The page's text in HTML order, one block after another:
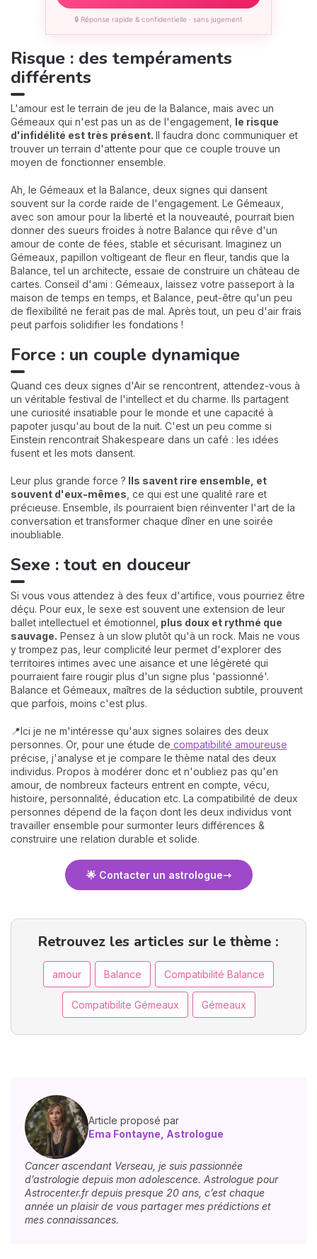
🔒 Réponse rapide & confidentielle · sans jugement
Risque : des tempéraments
différents
L'amour est le terrain de jeu de la Balance, mais avec un
Gémeaux qui n'est pas un as de l'engagement, le risque
d'infidélité est très présent. Il faudra donc communiquer et
trouver un terrain d'attente pour que ce couple trouve un
moyen de fonctionner ensemble.
Ah, le Gémeaux et la Balance, deux signes qui dansent
souvent sur la corde raide de l'engagement. Le Gémeaux,
avec son amour pour la liberté et la nouveauté, pourrait bien
donner des sueurs froides à notre Balance qui rêve d'un
amour de conte de fées, stable et sécurisant. Imaginez un
Gémeaux, papillon voltigeant de fleur en fleur, tandis que la
Balance, tel un architecte, essaie de construire un château de
cartes. Conseil d'ami : Gémeaux, laissez votre passeport à la
maison de temps en temps, et Balance, peut-être qu'un peu
de flexibilité ne ferait pas de mal. Après tout, un peu d'air frais
peut parfois solidifier les fondations !
Force : un couple dynamique
Quand ces deux signes d'Air se rencontrent, attendez-vous à
un véritable festival de l'intellect et du charme. Ils partagent
une curiosité insatiable pour le monde et une capacité à
papoter jusqu'au bout de la nuit. C'est un peu comme si
Einstein rencontrait Shakespeare dans un café : les idées
fusent et les mots dansent.
Leur plus grande force ? Ils savent rire ensemble, et
souvent d'eux-mêmes , ce qui est une qualité rare et
précieuse. Ensemble, ils pourraient bien réinventer l'art de la
conversation et transformer chaque dîner en une soirée
inoubliable.
Sexe : tout en douceur
Si vous vous attendez à des feux d'artifice, vous pourriez être
déçu. Pour eux, le sexe est souvent une extension de leur
ballet intellectuel et émotionnel, plus doux et rythmé que
sauvage. Pensez à un slow plutôt qu'à un rock. Mais ne vous
y trompez pas, leur complicité leur permet d'explorer des
territoires intimes avec une aisance et une légèreté qui
pourraient faire rougir plus d'un signe plus 'passionné'.
Balance et Gémeaux, maîtres de la séduction subtile, prouvent
que parfois, moins c'est plus.
📍Ici je ne m'intéresse qu'aux signes solaires des deux
personnes. Or, pour une étude de compatibilité amoureuse
précise, j'analyse et je compare le thème natal des deux
individus. Propos à modérer donc et n'oubliez pas qu'en
amour, de nombreux facteurs entrent en compte, vécu,
histoire, personnalité, éducation etc. La compatibilité de deux
personnes dépend de la façon dont les deux individus vont
travailler ensemble pour surmonter leurs différences &
construire une relation durable et solide.
🌟 Contacter un astrologue
Retrouvez les articles sur le thème :
amour Balance Compatibilité Balance
Compatibilite Gémeaux Gémeaux
Article proposé par
Ema Fontayne, Astrologue
Cancer ascendant Verseau, je suis passionnée
d’astrologie depuis mon adolescence. Astrologue pour
Astrocenter.fr depuis presque 20 ans, c’est chaque
année un plaisir de vous partager mes prédictions et
mes connaissances.